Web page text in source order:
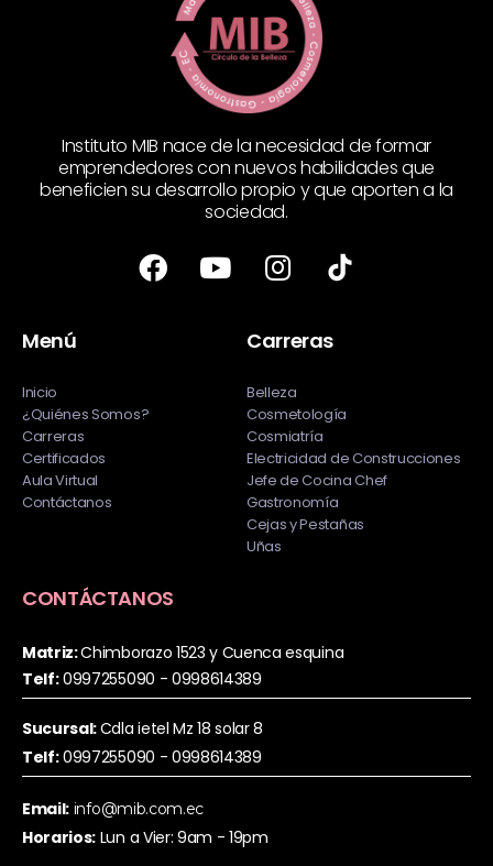
Instituto MIB nace de la necesidad de formar
emprendedores con nuevos habilidades que
beneficien su desarrollo propio y que aporten a la
sociedad.
Menú
Inicio
¿Quiénes Somos?
Carreras
Certificados
Aula Virtual
Contáctanos
Carreras
Belleza
Cosmetología
Cosmiatría
Electricidad de Construcciones
Jefe de Cocina Chef
Gastronomía
Cejas y Pestañas
Uñas
CONTÁCTANOS
Matriz:Chimborazo 1523 y Cuenca esquina
Telf:0997255090 - 0998614389
Sucursal:Cdla ietel Mz 18 solar 8
Telf:0997255090 - 0998614389
Email: info@mib.com.ec
Horarios: Lun a Vier: 9am - 19pm